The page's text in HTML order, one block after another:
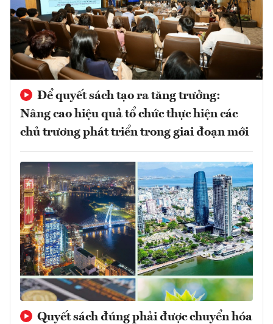
Để quyết sách tạo ra tăng trưởng:
Nâng cao hiệu quả tổ chức thực hiện các
chủ trương phát triển trong giai đoạn mới
Quyết sách đúng phải được chuyển hóa